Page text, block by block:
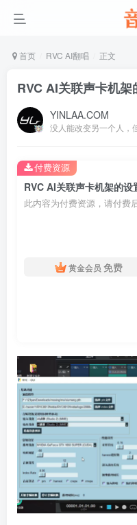
首页 RVC AI翻唱 正文
RVC AI关联声卡机
YINLAA.COM
RVC AI关联声卡机架的设
此内容为付费资源，请付费
黄金会员 免费
付费资源